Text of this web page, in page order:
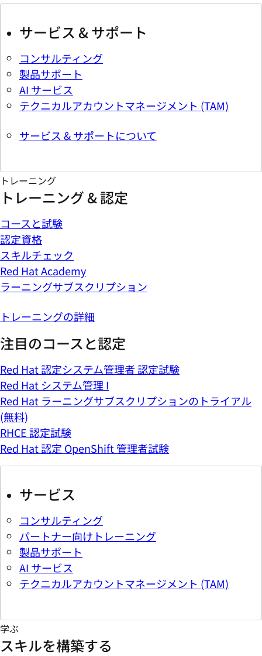
サービス & サポート
コンサルティング
製品サポート
AI サービス
テクニカルアカウントマネージメント (TAM)
サービス & サポートについて
トレーニング
トレーニング & 認定
コースと試験
認定資格
スキルチェック
Red Hat Academy
ラーニングサブスクリプション
トレーニングの詳細
注目のコースと認定
Red Hat 認定システム管理者 認定試験
Red Hat システム管理 I
Red Hat ラーニングサブスクリプションのトライアル
(無料)
RHCE 認定試験
Red Hat 認定 OpenShift 管理者試験
サービス
コンサルティング
パートナー向けトレーニング
製品サポート
AI サービス
テクニカルアカウントマネージメント (TAM)
学ぶ
スキルを構築する